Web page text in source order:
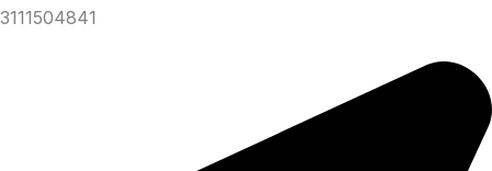
3111504841